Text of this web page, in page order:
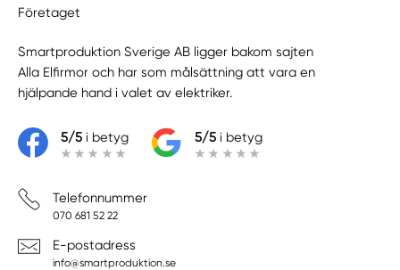
Företaget
Smartproduktion Sverige AB ligger bakom sajten
Alla Elfirmor och har som målsättning att vara en
hjälpande hand i valet av elektriker.
5/5i betyg 5/5i betyg
Telefonnummer
070 681 52 22
E-postadress
info@smartproduktion.se